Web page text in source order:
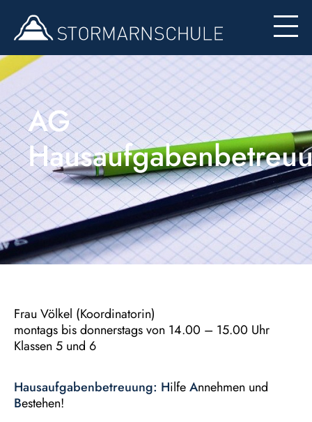
Formulare
AG
Frau Völkel (Koordinatorin)
montags bis donnerstags von 14.00 – 15.00 Uhr
Klassen 5 und 6
Hausaufgabenbetreuung: HilfeAnnehmen und
Bestehen!